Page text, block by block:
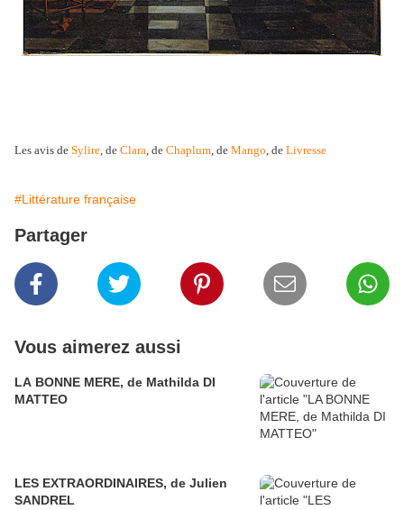
Les avis de Sylire, de Clara, de Chaplum, de Mango, de Livresse
#Littérature française
Partager
Vous aimerez aussi
LA BONNE MERE, de Mathilda DI
MATTEO
LES EXTRAORDINAIRES, de Julien
SANDREL